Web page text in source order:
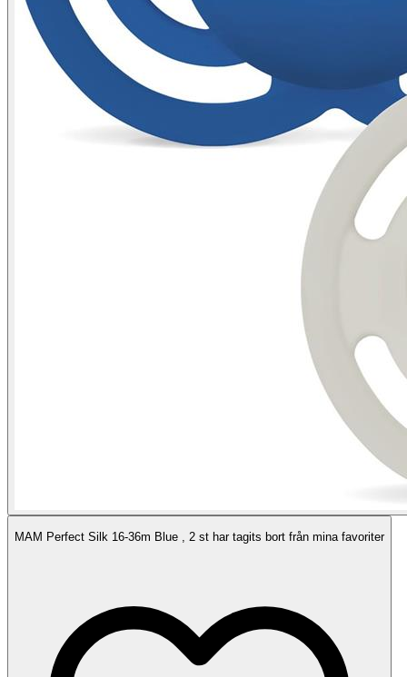
MAM Perfect Silk 16-36m Blue , 2 st har tagits bort från mina favoriter